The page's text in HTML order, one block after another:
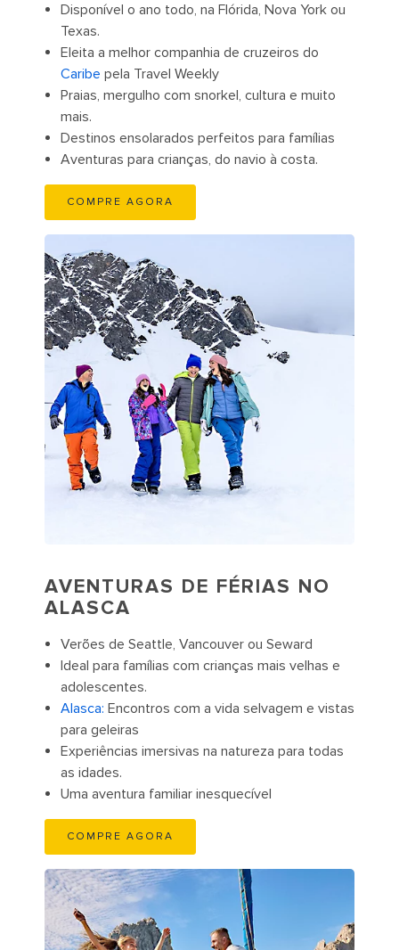
Disponível o ano todo, na Flórida, Nova York ou
Texas.
Eleita a melhor companhia de cruzeiros do
Caribe pela Travel Weekly
Praias, mergulho com snorkel, cultura e muito
mais.
Destinos ensolarados perfeitos para famílias
Aventuras para crianças, do navio à costa.
COMPRE AGORA
AVENTURAS DE FÉRIAS NO
ALASCA
Verões de Seattle, Vancouver ou Seward
Ideal para famílias com crianças mais velhas e
adolescentes.
Alasca: Encontros com a vida selvagem e vistas
para geleiras
Experiências imersivas na natureza para todas
as idades.
Uma aventura familiar inesquecível
COMPRE AGORA